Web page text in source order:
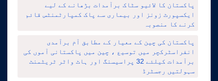
پاکستان کا لائیو سٹاک برآمدات بڑھانے کے لیے
ایکسپورٹ زونز اور بیماری سے پاک کمپارٹمنٹس قائم
کرنے کا منصوبہ
پاکستان کی چین کے معیار کے مطابق آم برآمدی
انفراسٹرکچر میں توسیع ، چین میں پاکستانی آموں کی
برآمدات کیلئے 32 پراسیسنگ اور ہاٹ واٹر ٹریٹمنٹ
سہولتیں رجسٹرڈ